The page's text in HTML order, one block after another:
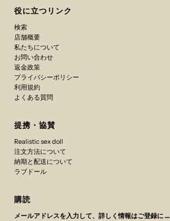
役に立つリンク
検索
店舗概要
私たちについて
お問い合わせ
返金政策
プライバシーポリシー
利用規約
よくある質問
提携・協賛
Realistic sex doll
注文方法について
納期と配送について
ラブドール
購読
メールアドレスを入力して、詳しく情報はご登録に …